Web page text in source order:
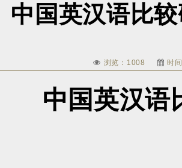
中国英汉语比
浏览： 1008 时
中国英汉语